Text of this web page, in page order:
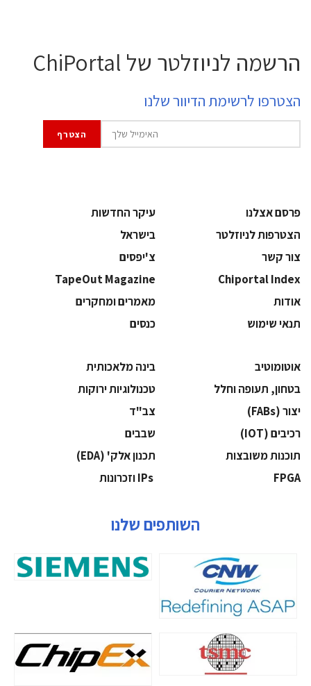
הרשמה לניוזלטר של ChiPortal
הצטרפו לרשימת הדיוור שלנו
פרסם אצלנו
עיקר החדשות
הצטרפות לניוזלטר
בישראל
צור קשר
צ'יפסים
Chiportal Index
TapeOut Magazine
אודות
מאמרים ומחקרים
תנאי שימוש
כנסים
אוטומוטיב
בינה מלאכותית
בטחון, תעופה וחלל
‫טכנולוגיות ירוקות‬
‫יצור (‪(FABs‬‬
‫צב"ד‬
‫רכיבים‬ (IOT)
‫שבבים‬
‫תוכנות משובצות‬
‫תכנון אלק' (‪(EDA‬‬
‫‪FPGA‬‬
השותפים שלנו